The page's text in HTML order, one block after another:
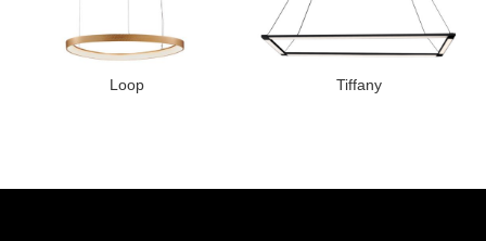
Loop Tiffany